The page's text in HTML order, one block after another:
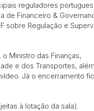
reguladores
de Financeiro &
sobre Regulação e
Ministro das Finanças,
e dos Transportes,
Já o encerramento
à lotação da sala).